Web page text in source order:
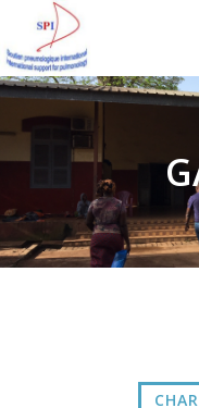
SOUTIEN
Véritable
NOUS
NOS
AGIR